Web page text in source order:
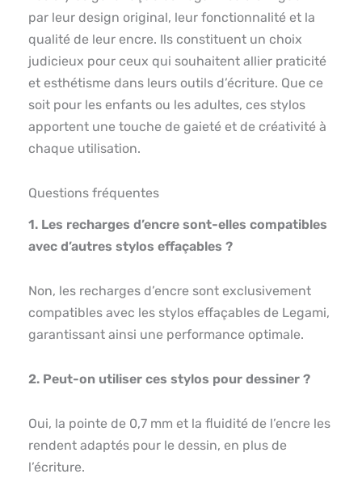
par leur design original, leur fonctionnalité et la
qualité de leur encre. Ils constituent un choix
judicieux pour ceux qui souhaitent allier praticité
et esthétisme dans leurs outils d’écriture. Que ce
soit pour les enfants ou les adultes, ces stylos
apportent une touche de gaieté et de créativité à
chaque utilisation.
Questions fréquentes
1. Les recharges d’encre sont-elles compatibles
avec d’autres stylos effaçables ?
Non, les recharges d’encre sont exclusivement
compatibles avec les stylos effaçables de Legami,
garantissant ainsi une performance optimale.
2. Peut-on utiliser ces stylos pour dessiner ?
Oui, la pointe de 0,7 mm et la fluidité de l’encre les
rendent adaptés pour le dessin, en plus de
l’écriture.